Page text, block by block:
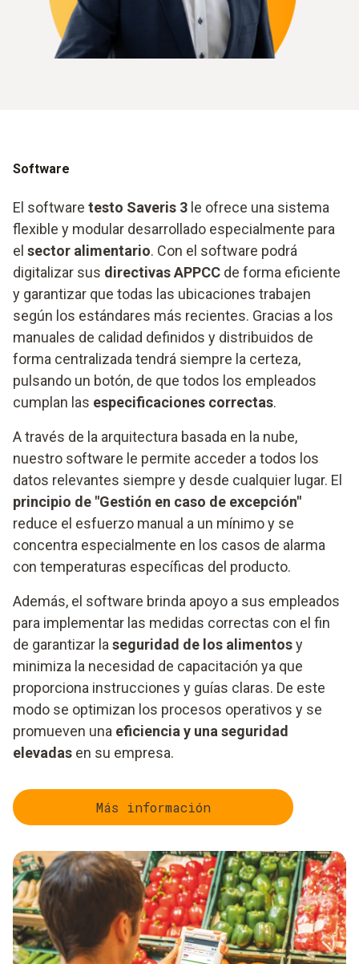
Software
El software testo Saveris 3 le ofrece una sistema
flexible y modular desarrollado especialmente para
el sector alimentario. Con el software podrá
digitalizar sus directivas APPCC de forma eficiente
y garantizar que todas las ubicaciones trabajen
según los estándares más recientes. Gracias a los
manuales de calidad definidos y distribuidos de
forma centralizada tendrá siempre la certeza,
pulsando un botón, de que todos los empleados
cumplan las especificaciones correctas.
A través de la arquitectura basada en la nube,
nuestro software le permite acceder a todos los
datos relevantes siempre y desde cualquier lugar. El
principio de "Gestión en caso de excepción"
reduce el esfuerzo manual a un mínimo y se
concentra especialmente en los casos de alarma
con temperaturas específicas del producto.
Además, el software brinda apoyo a sus empleados
para implementar las medidas correctas con el fin
de garantizar laseguridad de los alimentosy
minimiza la necesidad de capacitación ya que
proporciona instrucciones y guías claras. De este
modo se optimizan los procesos operativos y se
promueven una eficiencia y una seguridad
elevadas en su empresa.
Más información